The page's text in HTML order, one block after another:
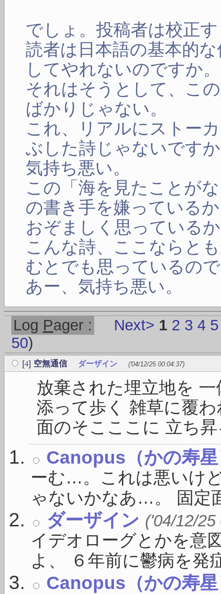
でしょ。投稿者は校正
読者は日本語の基本的
してやれないのですか。
それはそうとして、こ
ばかりじゃない。
これ、リアルにストー
ぶした詩じゃないです
気持ち悪い。
この「海を見たことが
の書き手を嫌っている
おぞましく思っている
こんな詩、ここならと
むとでも思っているの
あー、気持ち悪い。
Log Pager : Next> 1 2 3 4 5
50)
[4] 空無通信 ダーザイン ('04/12/25 00:04:37)
放棄された埋立地を
添って歩く 雑草に覆
面のそこここに 立ち
Canopus（かの寿
ーむ…。これは悪いけ
ゃないかなあ…。 固定
ダーザイン ('04/12/25
イデオローグとかを意
よ、 ６年前に鬱病を発
Canopus（かの寿